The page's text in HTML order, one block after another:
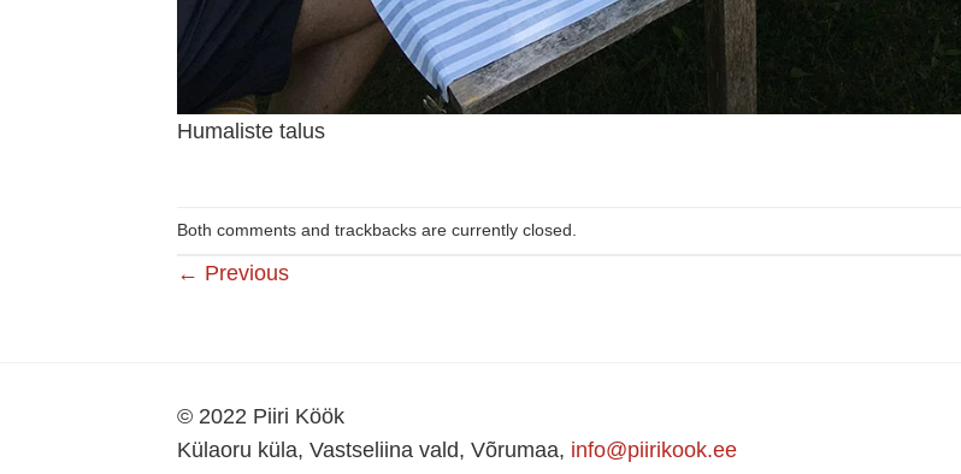
Humaliste talus
Both comments and trackbacks are currently closed.
← Previous
© 2022 Piiri Köök
Külaoru küla, Vastseliina vald, Võrumaa, info@piirikook.ee